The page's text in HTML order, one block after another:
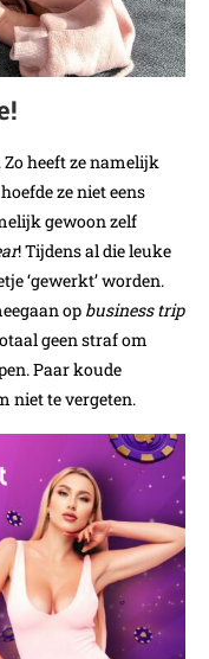
heeft ze namelijk
ze niet eens
gewoon zelf
! Tijdens al die leuke
‘gewerkt’ worden.
op business trip
geen straf om
Paar koude
niet te vergeten.